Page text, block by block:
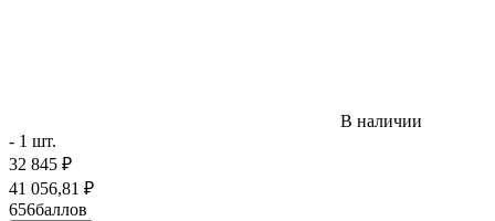
В наличии
- 1 шт.
32 845 ₽
41 056,81 ₽
656баллов